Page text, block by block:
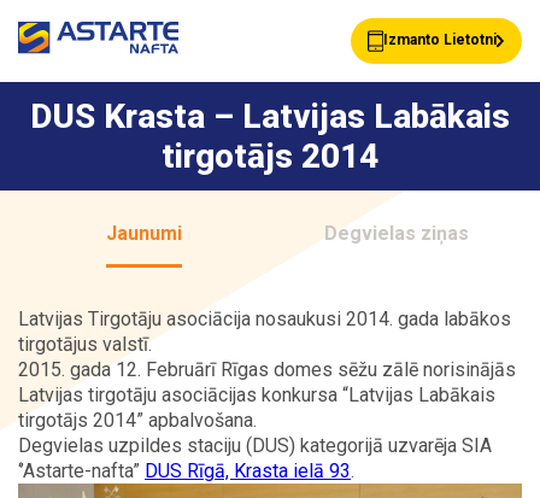
Izmanto Lietotni
Akcijas Jaunumi
Uzpildes stacijas
Pakalpojumi Astarte Bizness
Vairumtirdzniecība Par ASTARTE
DUS Krasta – Latvijas Labākais
tirgotājs 2014
Jaunumi Degvielas ziņas
Latvijas Tirgotāju asociācija nosaukusi 2014. gada labākos
tirgotājus valstī.
2015. gada 12. Februārī Rīgas domes sēžu zālē norisinājās
Latvijas tirgotāju asociācijas konkursa “Latvijas Labākais
tirgotājs 2014” apbalvošana.
Degvielas uzpildes staciju (DUS) kategorijā uzvarēja SIA
‘’Astarte-nafta” DUS Rīgā, Krasta ielā 93.